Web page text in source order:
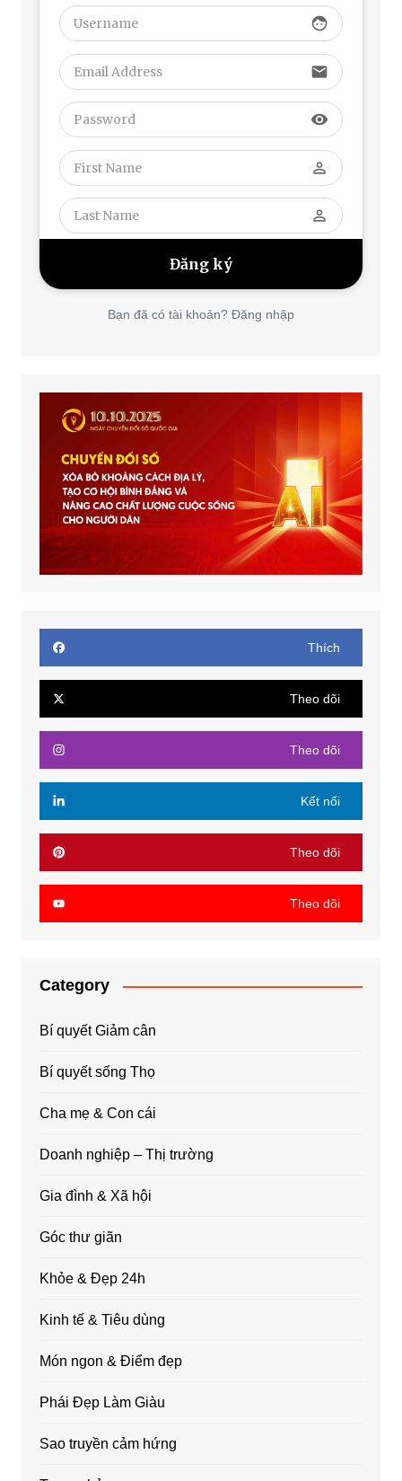
face
email
visibility
perm_identity
perm_identity
Bạn đã có tài khoản? Đăng nhập
Thích
Theo dõi
Theo dõi
Kết nối
Theo dõi
Theo dõi
Category
Bí quyết Giảm cân
Bí quyết sống Thọ
Cha mẹ & Con cái
Doanh nghiệp – Thị trường
Gia đình & Xã hội
Góc thư giãn
Khỏe & Đẹp 24h
Kinh tế & Tiêu dùng
Món ngon & Điểm đẹp
Phái Đẹp Làm Giàu
Sao truyền cảm hứng